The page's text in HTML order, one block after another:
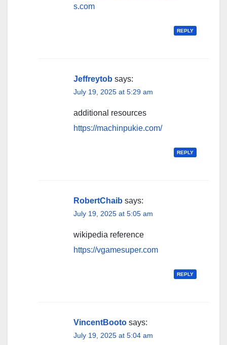
s.com
REPLY
Jeffreytob says:
July 19, 2025 at 5:29 am
additional resources
https://machinpukie.com/
REPLY
RobertChaib says:
July 19, 2025 at 5:05 am
wikipedia reference
https://vgamesuper.com
REPLY
VincentBooto says:
July 19, 2025 at 5:04 am